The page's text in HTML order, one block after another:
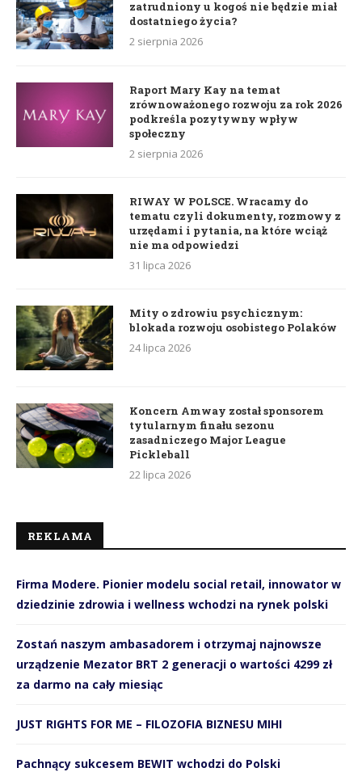
zatrudniony u kogoś nie będzie miał
dostatniego życia?
2 sierpnia 2026
Raport Mary Kay na temat
zrównoważonego rozwoju za rok 2026
podkreśla pozytywny wpływ
społeczny
2 sierpnia 2026
RIWAY W POLSCE. Wracamy do
tematu czyli dokumenty, rozmowy z
urzędami i pytania, na które wciąż
nie ma odpowiedzi
31 lipca 2026
Mity o zdrowiu psychicznym:
blokada rozwoju osobistego Polaków
24 lipca 2026
Koncern Amway został sponsorem
tytularnym finału sezonu
zasadniczego Major League
Pickleball
22 lipca 2026
REKLAMA
Firma Modere. Pionier modelu social retail, innowator w
dziedzinie zdrowia i wellness wchodzi na rynek polski
Zostań naszym ambasadorem i otrzymaj najnowsze
urządzenie Mezator BRT 2 generacji o wartości 4299 zł
za darmo na cały miesiąc
JUST RIGHTS FOR ME – FILOZOFIA BIZNESU MIHI
Pachnący sukcesem BEWIT wchodzi do Polski